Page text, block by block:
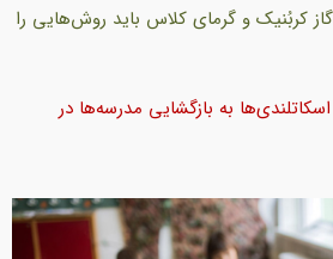
گاز کربُنیک و گرمای كلاس باید روش‌هایی را
اسکاتلندی‌ها به بازگشایی مدرسه‌ها در